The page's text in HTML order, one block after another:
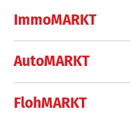
ImmoMARKT
AutoMARKT
FlohMARKT